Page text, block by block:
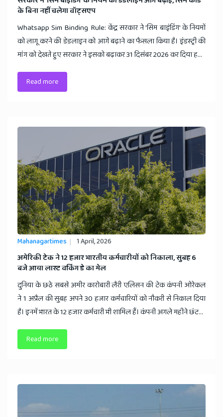
के बिना नहीं चलेगा वॉट्सएप
Whatsapp Sim Binding Rule: केंद्र सरकार ने 'सिम बाइंडिंग' के नियमों
को लागू करने की डेडलाइन को आगे बढ़ाने का फैसला किया है। इंडस्ट्री की
मांग को देखते हुए सरकार ने इसको बढ़ाकर 31 दिसंबर 2026 कर दिया ह...
Read more
Mahanagartimes 1 April, 2026
​अमेरिकी टेक ने 12 हजार भारतीय कर्मचारीयों को निकाला, सुबह 6
बजे आया लास्ट वर्किंग डे का मेल
दुनिया के छठे सबसे अमीर कारोबारी लैरी एलिसन की टेक कंपनी ओरेकल
ने 1 अप्रैल की सुबह अपने 30 हजार कर्मचारियों को नौकरी से निकाल दिया
है। इनमें भारत के 12 हजार कर्मचारी भी शामिल हैं। कंपनी अगले महीने छंट...
Read more